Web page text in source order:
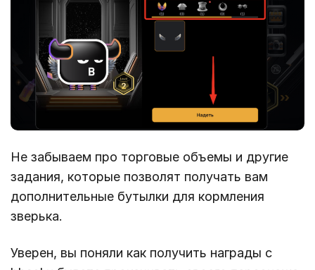
Не забываем про торговые объемы и другие
задания, которые позволят получать вам
дополнительные бутылки для кормления
зверька.
Уверен, вы поняли как получить награды с